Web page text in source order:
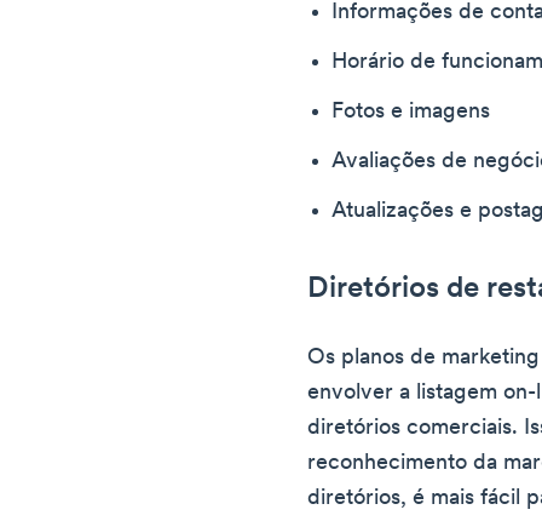
Informações de
Horário de
Fotos e imagens
Avaliações de
Atualizações e
Diretórios de
Os planos de
envolver a listagem
diretórios comerciais.
reconhecimento da
diretórios, é mais fácil